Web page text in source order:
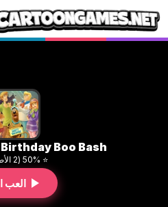
Boo Bash
⭐ 50% (2 الأصوات)
العب